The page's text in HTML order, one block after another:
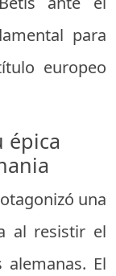
para
europeo
épica
una
al resistir el
El